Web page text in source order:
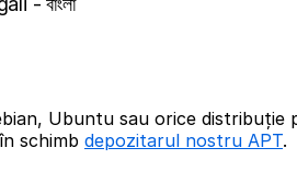
Ubuntu sau orice distribuție
schimb depozitarul nostru APT.